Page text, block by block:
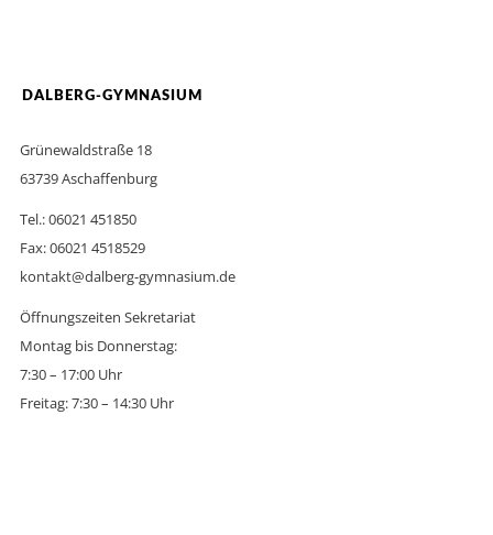
DALBERG-GYMNASIUM
Grünewaldstraße 18
63739 Aschaffenburg
Tel.: 06021 451850
Fax: 06021 4518529
kontakt@dalberg-gymnasium.de
Öffnungszeiten Sekretariat
Montag bis Donnerstag:
7:30 – 17:00 Uhr
Freitag: 7:30 – 14:30 Uhr